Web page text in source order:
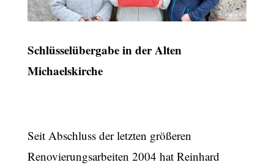
Schlüsselübergabe in der Alten
Michaelskirche
Seit Abschluss der letzten größeren
Renovierungsarbeiten 2004 hat Reinhard